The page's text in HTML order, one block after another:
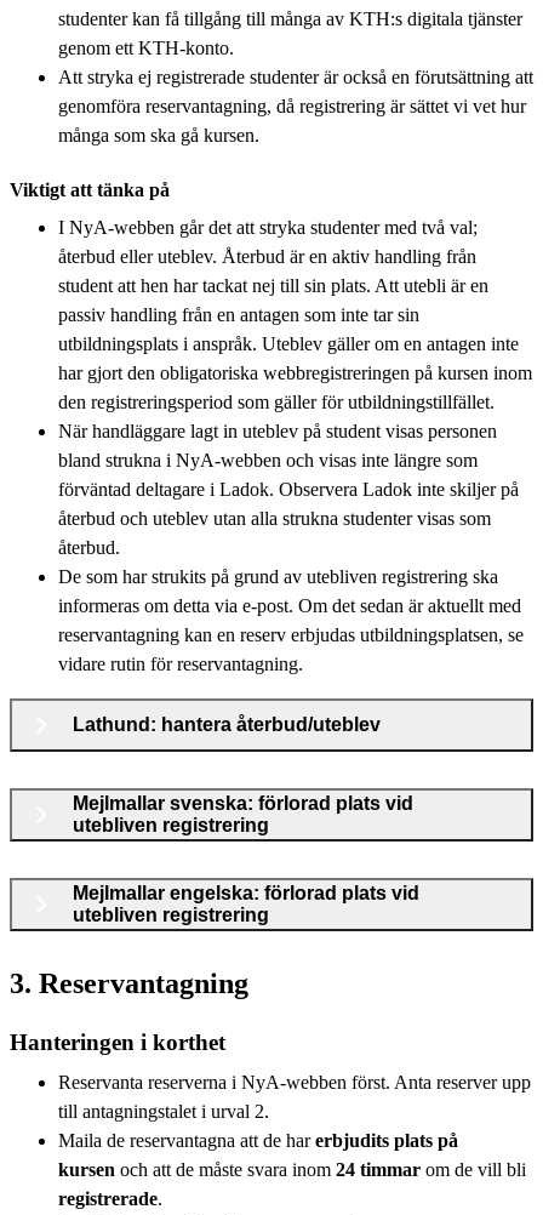
studenter kan få tillgång till många av KTH:s digitala tjänster
genom ett KTH-konto.
Att stryka ej registrerade studenter är också en förutsättning att
genomföra reservantagning, då registrering är sättet vi vet hur
många som ska gå kursen.
Viktigt att tänka på
I NyA-webben går det att stryka studenter med två val;
återbud eller uteblev. Återbud är en aktiv handling från
student att hen har tackat nej till sin plats. Att utebli är en
passiv handling från en antagen som inte tar sin
utbildningsplats i anspråk. Uteblev gäller om en antagen inte
har gjort den obligatoriska webbregistreringen på kursen inom
den registreringsperiod som gäller för utbildningstillfället.
När handläggare lagt in uteblev på student visas personen
bland strukna i NyA-webben och visas inte längre som
förväntad deltagare i Ladok. Observera Ladok inte skiljer på
återbud och uteblev utan alla strukna studenter visas som
återbud.
De som har strukits på grund av utebliven registrering ska
informeras om detta via e-post. Om det sedan är aktuellt med
reservantagning kan en reserv erbjudas utbildningsplatsen, se
vidare rutin för reservantagning.
Lathund: hantera återbud/uteblev
Mejlmallar svenska: förlorad plats vid
utebliven registrering
Mejlmallar engelska: förlorad plats vid
utebliven registrering
3. Reservantagning
Hanteringen i korthet
Reservanta reserverna i NyA-webben först. Anta reserver upp
till antagningstalet i urval 2.
Maila de reservantagna att de harerbjudits plats på
kursen och att de måste svara inom 24 timmar om de vill bli
registrerade.